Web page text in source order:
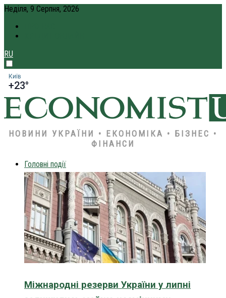
Неділя, 9 Серпня, 2026
RU
Київ
+23°
НОВИНИ УКРАЇНИ • ЕКОНОМІКА • БІЗНЕС •
ФІНАНСИ
Головні події
Міжнародні резерви України у липні